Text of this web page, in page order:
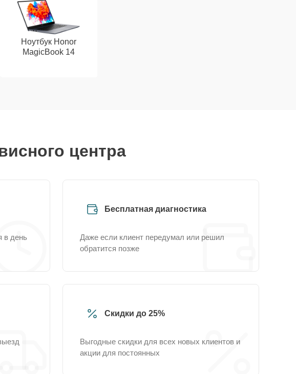
Ноутбук Honor
MagicBook 14
центра
в день
Бесплатная диагностика
Даже если клиент передумал или решил
обратится позже
Скидки до 25%
Выгодные скидки для всех новых клиентов и
акции для постоянных